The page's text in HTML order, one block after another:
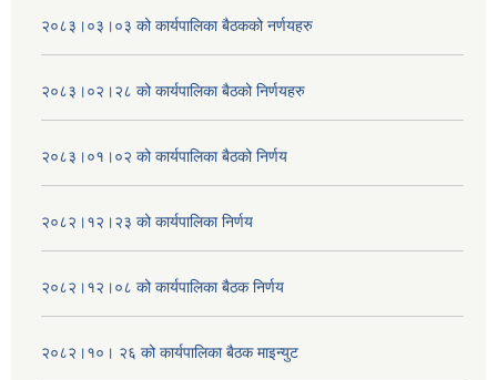
२०८३।०३।०३ को कार्यपालिका बैठकको नर्णयहरु
२०८३।०२।२८ को कार्यपालिका बैठको निर्णयहरु
२०८३।०१।०२ को कार्यपालिका बैठको निर्णय
२०८२।१२।२३ को कार्यपालिका निर्णय
२०८२।१२।०८ को कार्यपालिका बैठक निर्णय
२०८२।१०। २६ को कार्यपालिका बैठक माइन्युट